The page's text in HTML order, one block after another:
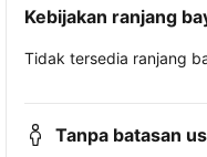
Kebijakan ranjang
Tidak tersedia ranjang
Tanpa batasan